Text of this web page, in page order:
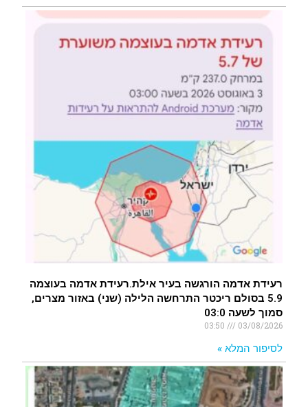
רעידת אדמה הורגשה בעיר אילת.רעידת אדמה בעוצמה
5.9 בסולם ריכטר התרחשה הלילה (שני) באזור מצרים,
סמוך לשעה 03:0
03/08/2026
לסיפור המלא »